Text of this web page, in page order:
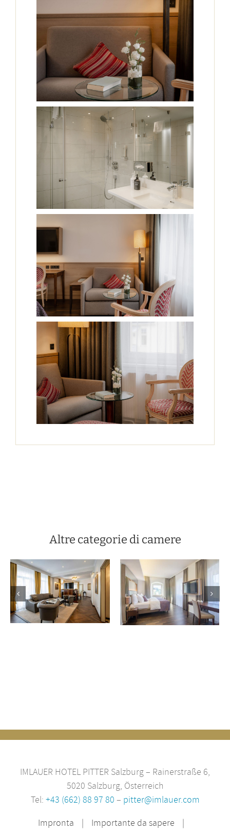
Altre categorie di camere
Suite della
torre
Camera
doppia
classica
IMLAUER HOTEL PITTER Salzburg – Rainerstraße 6,
5020 Salzburg, Österreich
Tel: +43 (662) 88 97 80 – pitter@imlauer.com
Impronta
Importante da sapere